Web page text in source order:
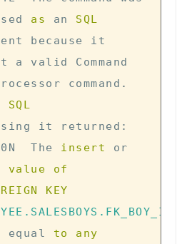
as an SQL
because it
a valid Command
command .
SQL
it returned:
The insert
or
value
of
KEY
equal to
any